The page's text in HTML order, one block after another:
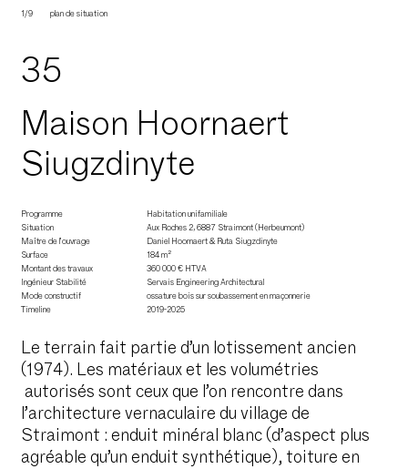
1/9 plan de situation
35
Maison Hoornaert
Siugzdinyte
Programme
Habitation unifamiliale
Situation
Aux Roches 2, 6887 Straimont (Herbeumont)
Maître de l’ouvrage
Daniel Hoornaert & Ruta Siugzdinyte
Surface
184 m²
Montant des travaux
360 000 € HTVA
Ingénieur Stabilité
Servais Engineering Architectural
Mode constructif
ossature bois sur soubassement en maçonnerie
Timeline
2019-2025
Le terrain fait partie d’un lotissement ancien
(1974). Les matériaux et les volumétries
autorisés sont ceux que l’on rencontre dans
l’architecture vernaculaire du village de
Straimont : enduit minéral blanc (d’aspect plus
agréable qu’un enduit synthétique), toiture en